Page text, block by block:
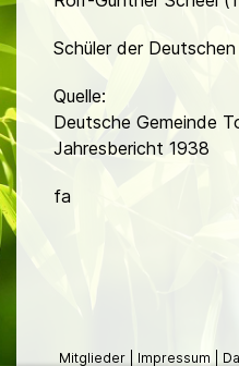
Schüler der Deutschen
Quelle:
Deutsche Gemeinde
Jahresbericht 1938
fa
Mitglieder Impressum